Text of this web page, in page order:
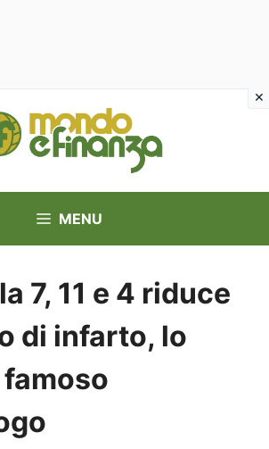
MENU
7, 11 e 4 riduce
di infarto, lo